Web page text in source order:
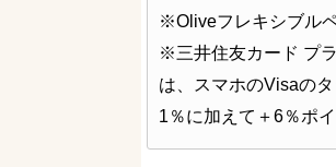
※Oliveフレキシブル
※三井住友カード プ
は、スマホのVisaの
1％に加えて＋6％ポ